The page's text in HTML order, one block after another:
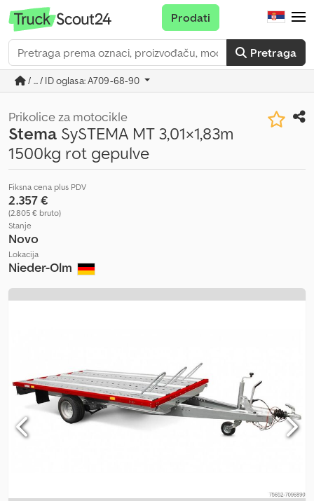
Pretraga
Prodati
/ ... / ID oglasa: A709-68-90
Prikolice za motocikle
Stema SySTEMA MT 3,01×1,83m
1500kg rot gepulve
Fiksna cena plus PDV
2.357 €
(2.805 € bruto)
Stanje
Novo
Lokacija
Nieder-Olm